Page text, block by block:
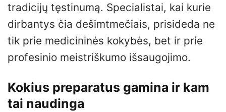
tradicijų tęstinumą. Specialistai, kai kurie
dirbantys čia dešimtmečiais, prisideda ne
tik prie medicininės kokybės, bet ir prie
profesinio meistriškumo išsaugojimo.
Kokius preparatus gamina ir kam
tai naudinga